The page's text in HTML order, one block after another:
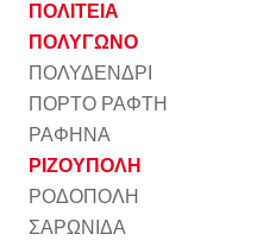
ΠΟΛΙΤΕΙΑ
ΠΟΛΥΓΩΝΟ
ΠΟΛΥΔΕΝΔΡΙ
ΠΟΡΤΟ ΡΑΦΤΗ
ΡΑΦΗΝΑ
ΡΙΖΟΥΠΟΛΗ
ΡΟΔΟΠΟΛΗ
ΣΑΡΩΝΙΔΑ